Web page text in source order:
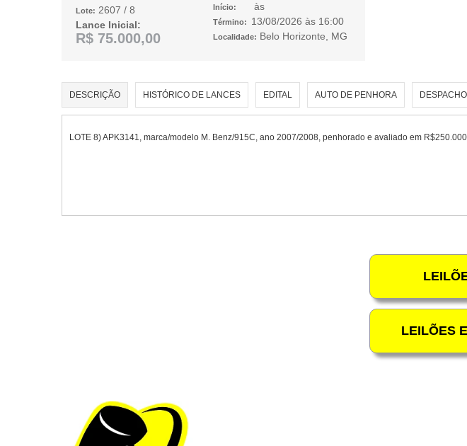
Lote: 2607 / 8
Lance Inicial:
R$ 75.000,00
Início: às
Término: 13/08/2026 às 16:00
Localidade: Belo Horizonte, MG
DESCRIÇÃO HISTÓRICO DE LANCES EDITAL AUTO DE PENHORA DESPACHO
LOTE 8) APK3141, marca/modelo M. Benz/915C, ano 2007/2008, penhorado e avaliado em